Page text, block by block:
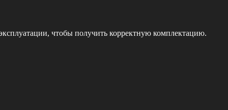
чтобы получить корректную комплектацию.